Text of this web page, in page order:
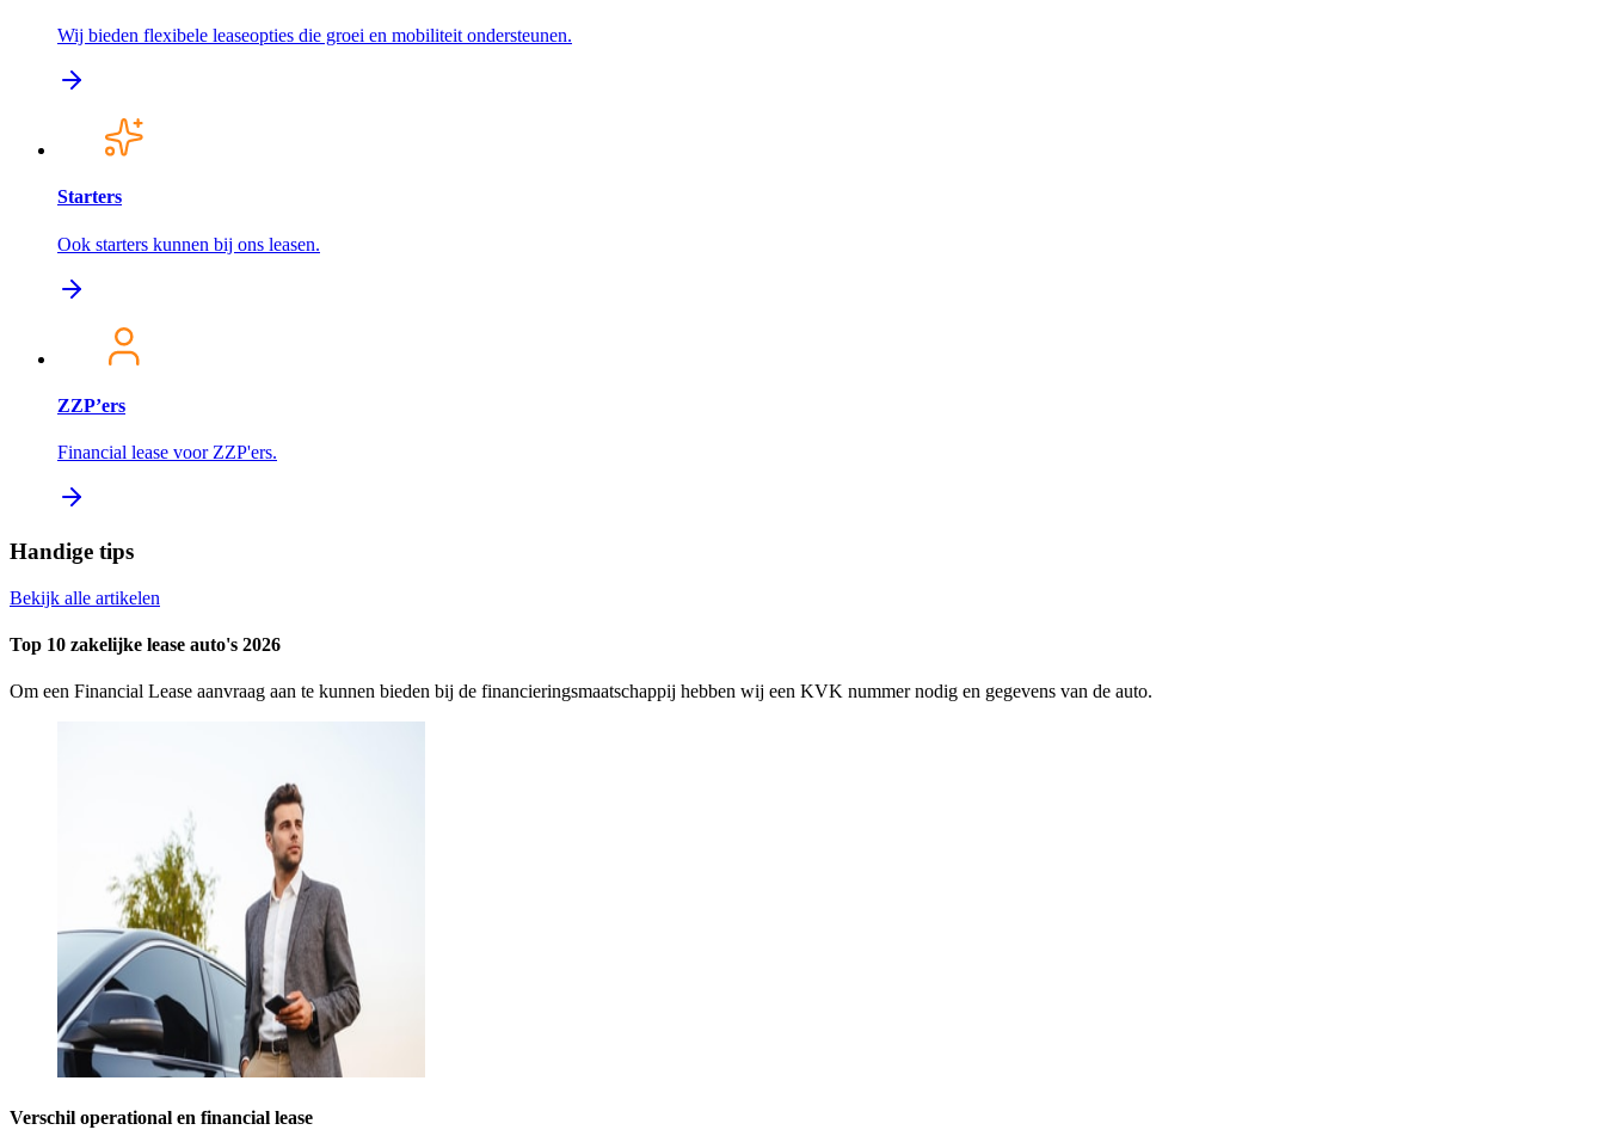
Wij bieden flexibele leaseopties die groei en mobiliteit ondersteunen.
Starters
Ook starters kunnen bij ons leasen.
ZZP’ers
Financial lease voor ZZP'ers.
Handige tips
Bekijk alle artikelen
Top 10 zakelijke lease auto's 2026
Om een Financial Lease aanvraag aan te kunnen bieden bij de financieringsmaatschappij hebben wij een KVK nummer nodig en gegevens van de auto.
Verschil operational en financial lease